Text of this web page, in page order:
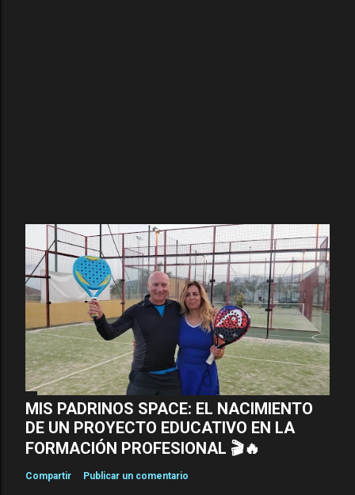
MIS PADRINOS SPACE: EL NACIMIENTO
DE UN PROYECTO EDUCATIVO EN LA
FORMACIÓN PROFESIONAL 🎬🔥
Compartir Publicar un comentario